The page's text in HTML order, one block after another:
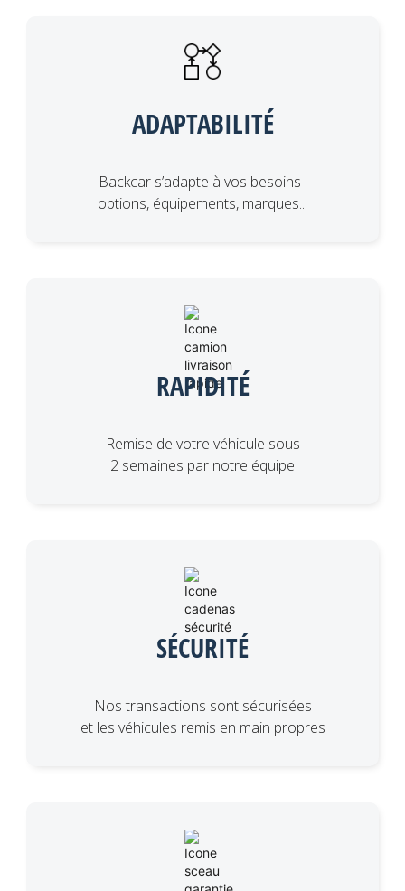
ADAPTABILITÉ
Backcar s’adapte à vos besoins :
options, équipements, marques...
RAPIDITÉ
Remise de votre véhicule sous
2 semaines par notre équipe
SÉCURITÉ
Nos transactions sont sécurisées
et les véhicules remis en main propres